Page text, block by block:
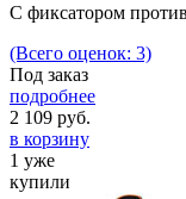
С фиксатором
(Всего оценок: 3)
Под заказ
подробнее
2 109 руб.
в корзину
1 уже
купили